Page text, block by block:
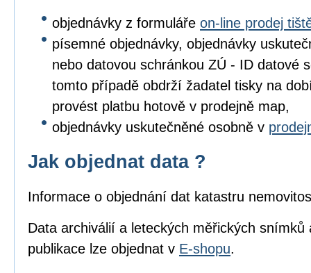
objednávky z formuláře on-line prodej
písemné objednávky, objednávky
nebo datovou schránkou ZÚ - ID datové
tomto případě obdrží žadatel tisky na
provést platbu hotově v prodejně map,
objednávky uskutečněné osobně v
Jak objednat data ?
Informace o objednání dat katastru
Data archiválií a leteckých měřických
publikace lze objednat v E-shopu.